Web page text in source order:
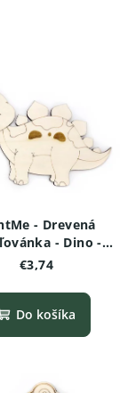
- Drevená
- Dino -
(baby)
€3,74
Do košíka